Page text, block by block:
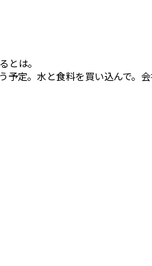
とは。
予定。水と食料を買い込んで。